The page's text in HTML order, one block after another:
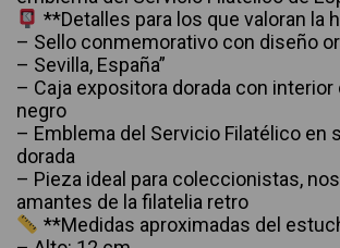
**Detalles para los que valoran la
– Sello conmemorativo con diseño
– Sevilla, España”
– Caja expositora dorada con
negro
– Emblema del Servicio Filatélico en
dorada
– Pieza ideal para coleccionistas,
amantes de la filatelia retro
**Medidas aproximadas del